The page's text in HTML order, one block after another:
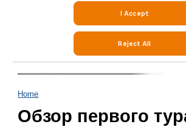
Home
Обзор первого